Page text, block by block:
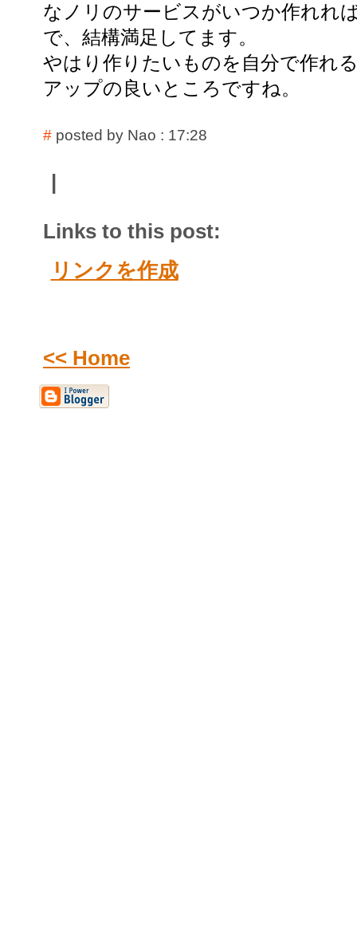
なノリのサービスがいつか作れれ
で、結構満足してます。
やはり作りたいものを自分で作れ
アップの良いところですね。
# posted by Nao : 17:28
|
Links to this post:
リンクを作成
<< Home